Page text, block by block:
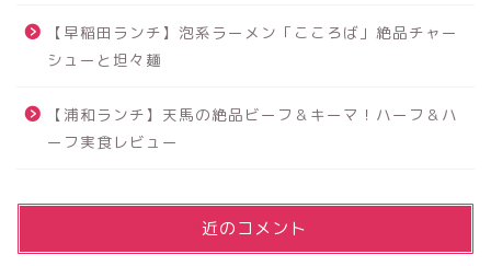
【早稲田ランチ】泡系ラーメン「こころば」絶品チャー
シューと坦々麺
【浦和ランチ】天馬の絶品ビーフ＆キーマ！ハーフ＆ハ
ーフ実食レビュー
最近のコメント